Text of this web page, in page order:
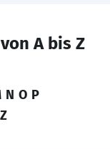
A bis Z
N O P
Z